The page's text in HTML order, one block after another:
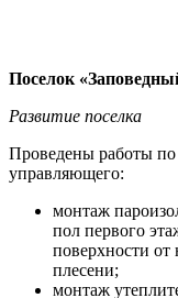
Поселок
Развитие поселка
Проведены работы по
управляющего:
монтаж
пол первого
поверхности от
плесени;
монтаж